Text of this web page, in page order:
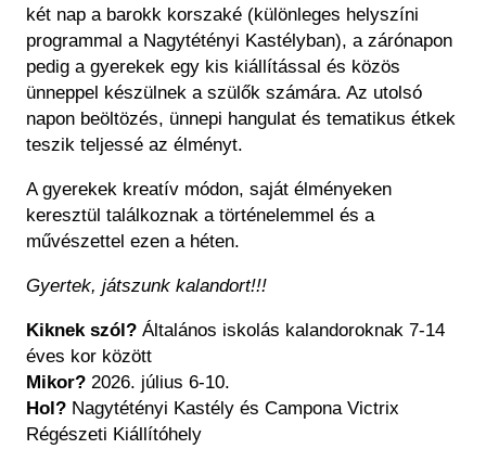
két nap a barokk korszaké (különleges helyszíni
programmal a Nagytétényi Kastélyban), a zárónapon
pedig a gyerekek egy kis kiállítással és közös
ünneppel készülnek a szülők számára. Az utolsó
napon beöltözés, ünnepi hangulat és tematikus étkek
teszik teljessé az élményt.
A gyerekek kreatív módon, saját élményeken
keresztül találkoznak a történelemmel és a
művészettel ezen a héten.
Gyertek, játszunk kalandort!!!
Kiknek szól? Általános iskolás kalandoroknak 7-14
éves kor között
Mikor? 2026. július 6-10.
Hol? Nagytétényi Kastély és Campona Victrix
Régészeti Kiállítóhely